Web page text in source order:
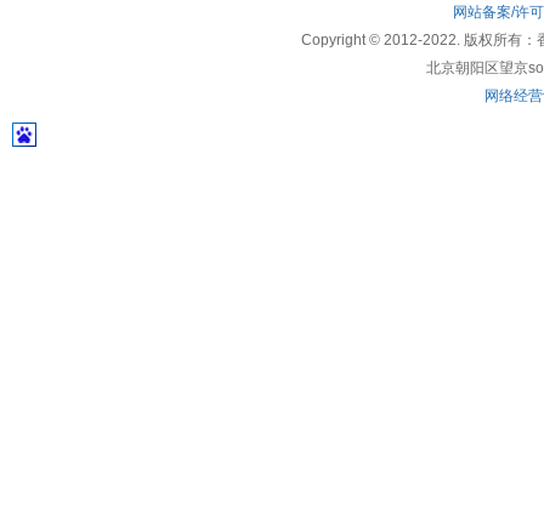
网站备案/许
Copyright © 2012-2022. 版权所有：
北京朝阳区望京
网络经